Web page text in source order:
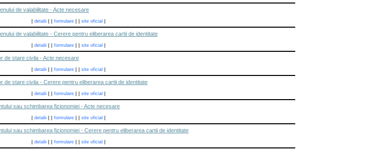
de valabilitate - Acte necesare
| detalii| | formulare| | site oficial|
de valabilitate - Cerere pentru eliberarea cartii de identitate
| detalii| | formulare| | site oficial|
de stare civila - Acte necesare
| detalii| | formulare| | site oficial|
de stare civila - Cerere pentru eliberarea cartii de identitate
| detalii| | formulare| | site oficial|
sau schimbarea fizionomiei - Acte necesare
| detalii| | formulare| | site oficial|
sau schimbarea fizionomiei - Cerere pentru eliberarea cartii de identitate
| detalii| | formulare| | site oficial|